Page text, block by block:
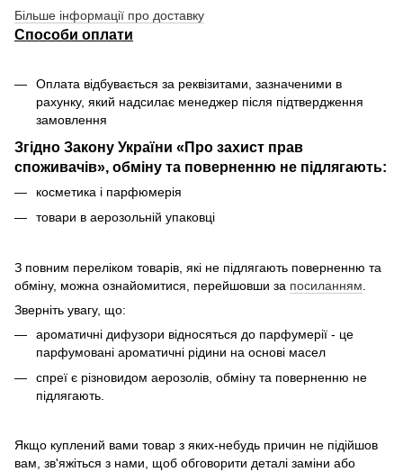
Більше інформації про доставку
Способи оплати
Оплата відбувається за реквізитами, зазначеними в
рахунку, який надсилає менеджер після підтвердження
замовлення
Згідно Закону України «Про захист прав
споживачів», обміну та поверненню не підлягають:
косметика і парфюмерія
товари в аерозольній упаковці
З повним переліком товарів, які не підлягають поверненню та
обміну, можна ознайомитися, перейшовши за посиланням
Зверніть увагу, що:
ароматичні дифузори відносяться до парфумерії - це
парфумовані ароматичні рідини на основі масел
спреї є різновидом аерозолів, обміну та поверненню не
підлягають.
Якщо куплений вами товар з яких-небудь причин не підійшов
вам, зв'яжіться з нами, щоб обговорити деталі заміни або